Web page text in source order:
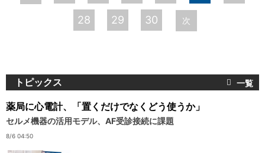
ー
28 29 30 次
トピックス
薬局に心電計、「置くだけでなくどう使うか」
セルメ機器の活用モデル、AF受診接続に課題
8/6 04:50